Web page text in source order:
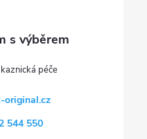
original.cz
544 550